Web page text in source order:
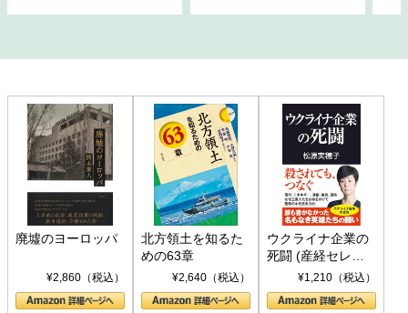
廃墟のヨーロッパ
¥2,860（税込）
北方領土を知るた
めの63章
¥2,640（税込）
ウクライナ企業の
死闘 (産経セレク
ト S 039)¥1,210（税込）